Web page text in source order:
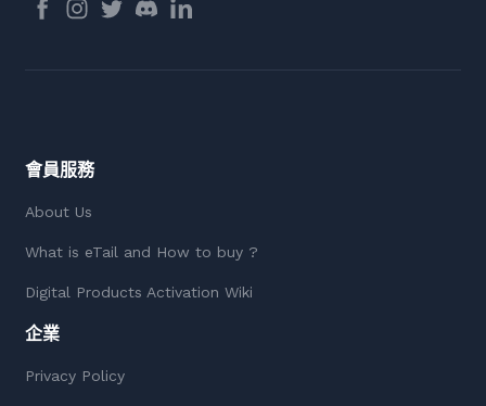
會員服務
About Us
What is eTail and How to buy ?
Digital Products Activation Wiki
企業
Privacy Policy